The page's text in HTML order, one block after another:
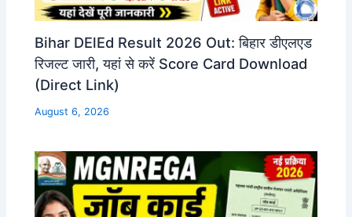
Bihar DElEd Result 2026 Out: बिहार डीएलएड
रिजल्ट जारी, यहां से करें Score Card Download
(Direct Link)
August 6, 2026